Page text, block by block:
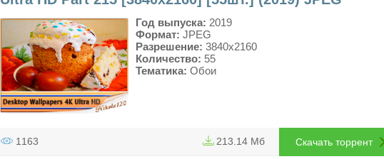
Год выпуска: 2019
Формат: JPEG
Разрешение: 3840x2160
Количество: 55
Тематика: Обои
Скачать торрент
1163 213.14 Мб